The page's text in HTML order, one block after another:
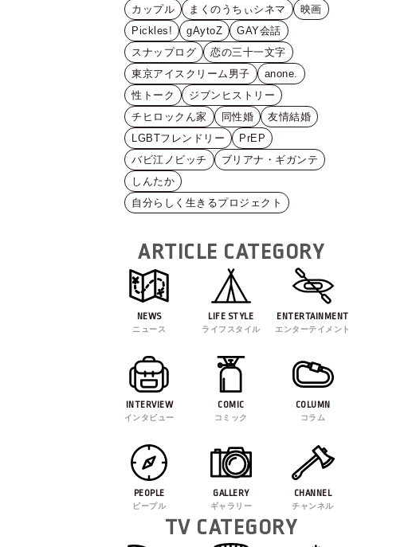
カップル
まくのうちぃシネマ
映画
Pickles!
gAytoZ
GAY会話
スナップログ
恋の三十一文字
東京アイスクリーム男子
anone.
性トーク
ジブンヒストリー
チヒロックん家
同性婚
友情結婚
LGBTフレンドリー
PrEP
バビ江ノビッチ
ブリアナ・ギガンテ
しんたか
自分らしく生きるプロジェクト
ARTICLE CATEGORY
NEWS
ニュース
LIFE STYLE
ライフスタイル
ENTERTAINMENT
エンターテイメント
INTERVIEW
インタビュー
COMIC
コミック
COLUMN
コラム
PEOPLE
ピープル
GALLERY
ギャラリー
CHANNEL
チャンネル
TV CATEGORY